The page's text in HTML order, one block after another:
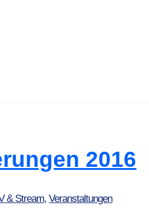
2016
& Stream,Veranstaltungen